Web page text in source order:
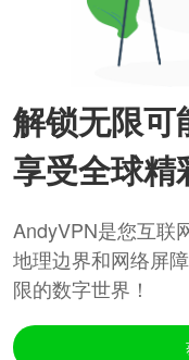
解锁无限可
享受全球精
AndyVPN是您互联
地理边界和网络屏
限的数字世界！